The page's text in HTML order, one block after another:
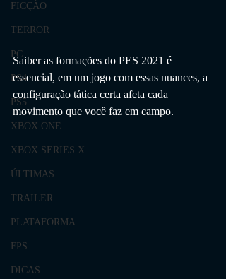
FICÇÃO
TERROR
PC
PS4
PS5
XBOX ONE
XBOX SERIES X
ÚLTIMAS
TRAILER
PLATAFORMA
FPS
DICAS
Saiber as formações do PES 2021 é
essencial, em um jogo com essas nuances, a
configuração tática certa afeta cada
movimento que você faz em campo.